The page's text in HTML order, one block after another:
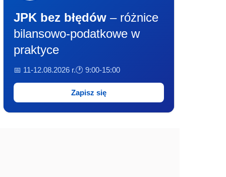
JPK bez błędów – różnice
bilansowo-podatkowe w
praktyce
📅 11-12.08.2026 r.🕐 9:00-15:00
Zapisz się